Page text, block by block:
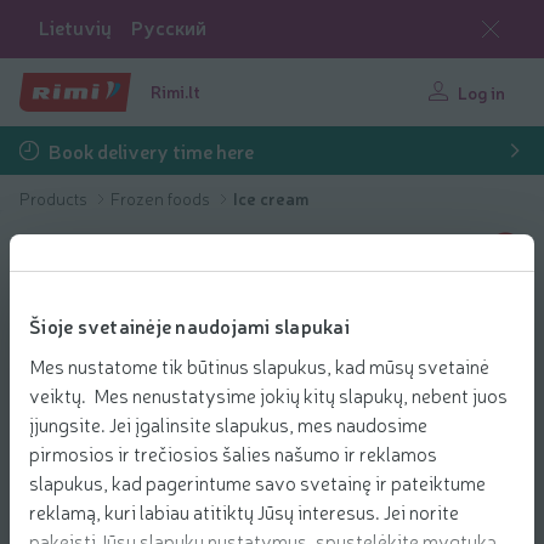
Šioje svetainėje naudojami slapukai
Mes nustatome tik būtinus slapukus, kad mūsų svetainė
veiktų. Mes nenustatysime jokių kitų slapukų, nebent juos
įjungsite. Jei įgalinsite slapukus, mes naudosime
pirmosios ir trečiosios šalies našumo ir reklamos
slapukus, kad pagerintume savo svetainę ir pateiktume
reklamą, kuri labiau atitiktų Jūsų interesus. Jei norite
Lietuvių Русский
Rimi.lt Log in
Book delivery time here
Products Frozen foods Ice cream